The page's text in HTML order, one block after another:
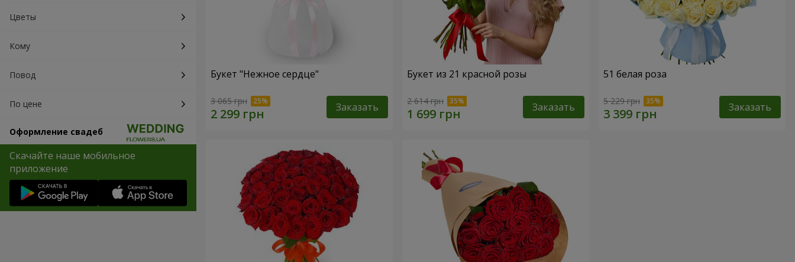
Цветы
Кому
Повод
По цене
Оформление свадеб
Скачайте наше мобильное
приложение
Букет "Нежное сердце"
3 065 грн Заказать
Букет из 21 красной розы
2 614 грн Заказать
51 белая роза
5 229 грн Заказать